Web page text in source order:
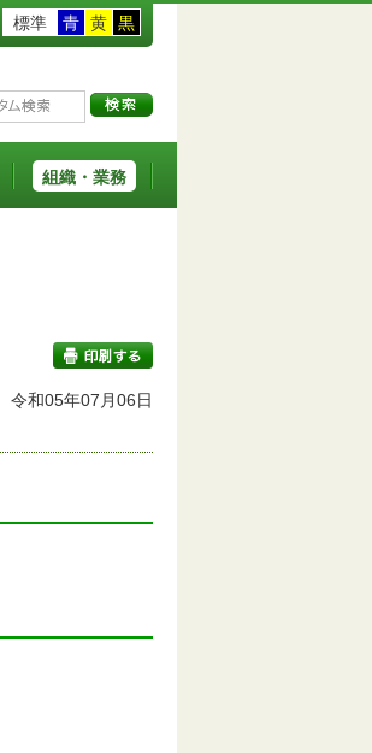
標準 青 黄 黒
組織・業務
印刷する
令和05年07月06日